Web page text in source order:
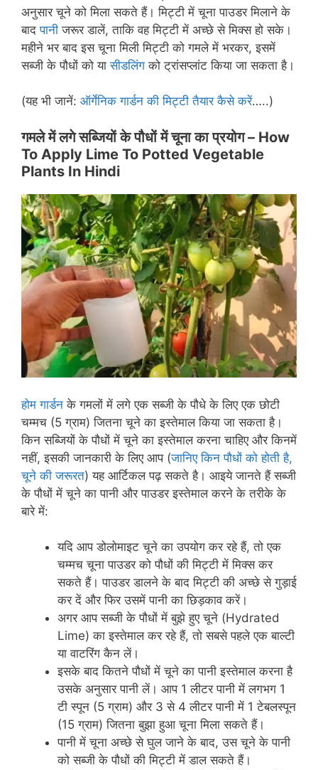
अनुसार चूने को मिला सकते हैं। मिट्टी में चूना पाउडर मिलाने के
बादपानी जरूर डालें, ताकि वह मिट्टी में अच्छे से मिक्स हो सके।
महीने भर बाद इस चूना मिली मिट्टी को गमले में भरकर, इसमें
सब्जी के पौधों को यासीडलिंग को ट्रांसप्लांट किया जा सकता है।
(यह भी जानें: ऑर्गेनिक गार्डन की मिट्टी तैयार कैसे करें…..)
गमले में लगे सब्जियों के पौधों में चूना का प्रयोग – How
To Apply Lime To Potted Vegetable
Plants In Hindi
होम गार्डन के गमलों में लगे एक सब्जी के पौधे के लिए एक छोटी
चम्मच (5 ग्राम) जितना चूने का इस्तेमाल किया जा सकता है।
किन सब्जियों के पौधों में चूने का इस्तेमाल करना चाहिए और किनमें
नहीं, इसकी जानकारी के लिए आप (जानिए किन पौधों को होती है,
चूने की जरूरत) यह आर्टिकल पढ़ सकते है। आइये जानते हैं सब्जी
के पौधों में चूने का पानी और पाउडर इस्तेमाल करने के तरीके के
बारे में:
यदि आप डोलोमाइट चूने का उपयोग कर रहे हैं, तो एक
चम्मच चूना पाउडर को पौधों की मिट्टी में मिक्स कर
सकते हैं। पाउडर डालने के बाद मिट्टी की अच्छे से गुड़ाई
कर दें और फिर उसमें पानी का छिड़काव करें।
अगर आप सब्जी के पौधों में बुझे हुए चूने (Hydrated
Lime) का इस्तेमाल कर रहे हैं, तो सबसे पहले एक बाल्टी
या वाटरिंग कैन लें।
इसके बाद कितने पौधों में चूने का पानी इस्तेमाल करना है
उसके अनुसार पानी लें। आप 1 लीटर पानी में लगभग 1
टी स्पून (5 ग्राम) और 3 से 4 लीटर पानी में 1 टेबलस्पून
(15 ग्राम) जितना बुझा हुआ चूना मिला सकते हैं।
पानी में चूना अच्छे से घुल जाने के बाद, उस चूने के पानी
को सब्जी के पौधों की मिट्टी में डाल सकते हैं।